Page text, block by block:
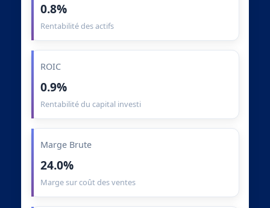
0.8%
Rentabilité des actifs
ROIC
0.9%
Rentabilité du capital investi
Marge Brute
24.0%
Marge sur coût des ventes